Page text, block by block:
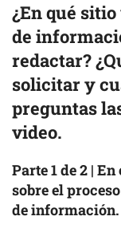
¿En qué
de
redactar?
solicitar y
preguntas
video.
Parte 1 de 2 |
sobre el
de información.